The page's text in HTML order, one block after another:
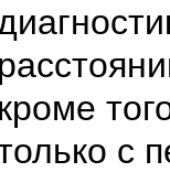
кроме
с